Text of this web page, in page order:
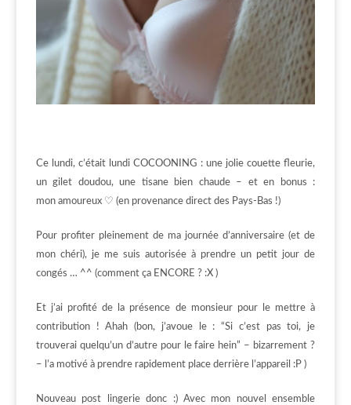
Ce lundi, c’était lundi COCOONING : une jolie couette fleurie,
un gilet doudou, une tisane bien chaude – et en bonus :
mon amoureux ♡ (en provenance direct des Pays-Bas !)
Pour profiter pleinement de ma journée d’anniversaire (et de
mon chéri), je me suis autorisée à prendre un petit jour de
congés … ^^ (comment ça ENCORE ? :X )
Et j’ai profité de la présence de monsieur pour le mettre à
contribution ! Ahah (bon, j’avoue le : “Si c’est pas toi, je
trouverai quelqu’un d’autre pour le faire hein” – bizarrement ?
– l’a motivé à prendre rapidement place derrière l’appareil :P )
Nouveau post lingerie donc :) Avec mon nouvel ensemble